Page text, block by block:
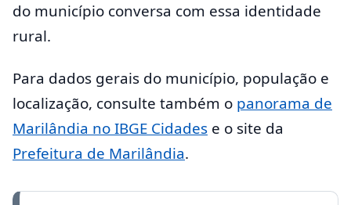
do município conversa com essa identidade
rural.
Para dados gerais do município, população e
localização, consulte também o panorama de
Marilândia no IBGE Cidades e o site da
Prefeitura de Marilândia.